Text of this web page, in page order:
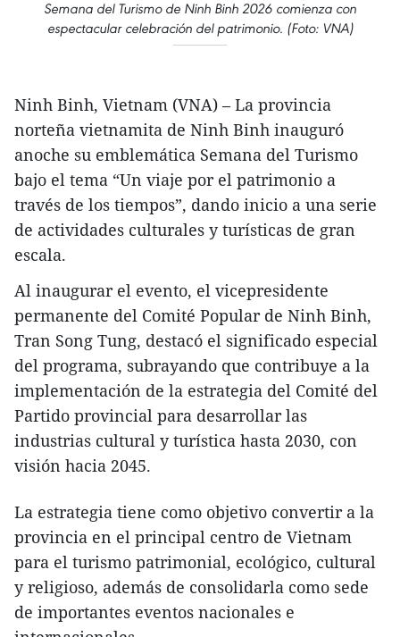
Semana del Turismo de Ninh Binh 2026 comienza con
espectacular celebración del patrimonio. (Foto: VNA)
Ninh Binh, Vietnam (VNA) – La provincia
norteña vietnamita de Ninh Binh inauguró
anoche su emblemática Semana del Turismo
bajo el tema “Un viaje por el patrimonio a
través de los tiempos”, dando inicio a una serie
de actividades culturales y turísticas de gran
escala.
Al inaugurar el evento, el vicepresidente
permanente del Comité Popular de Ninh Binh,
Tran Song Tung, destacó el significado especial
del programa, subrayando que contribuye a la
implementación de la estrategia del Comité del
Partido provincial para desarrollar las
industrias cultural y turística hasta 2030, con
visión hacia 2045.
La estrategia tiene como objetivo convertir a la
provincia en el principal centro de Vietnam
para el turismo patrimonial, ecológico, cultural
y religioso, además de consolidarla como sede
de importantes eventos nacionales e